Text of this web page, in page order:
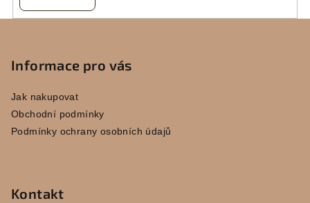
Informace pro vás
Jak nakupovat
Obchodní podmínky
Podmínky ochrany osobních údajů
Kontakt